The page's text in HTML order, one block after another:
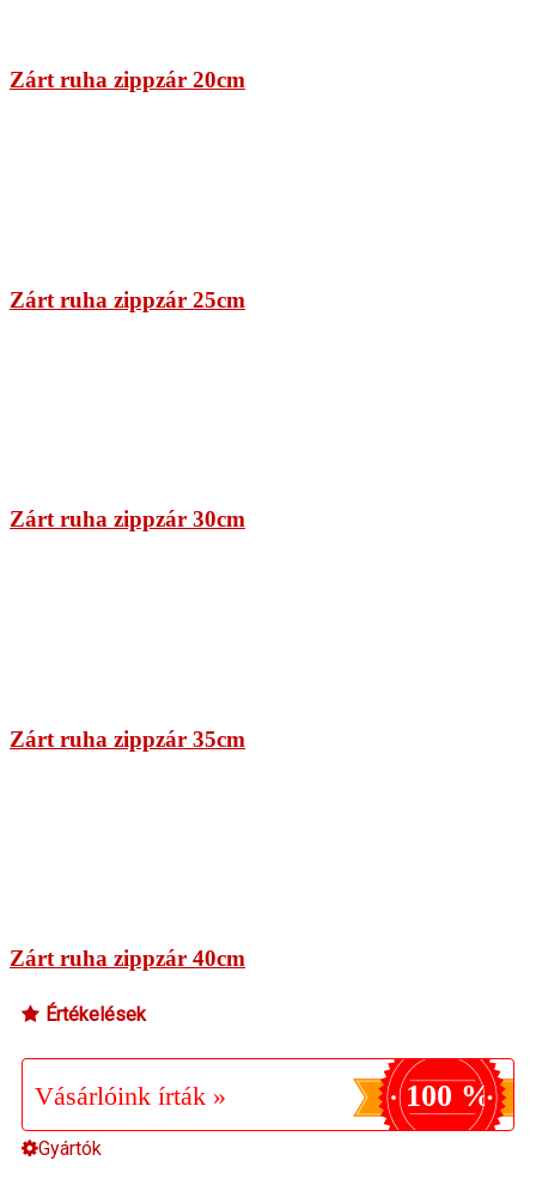
Zárt ruha zippzár 20cm
Zárt ruha zippzár 25cm
Zárt ruha zippzár 30cm
Zárt ruha zippzár 35cm
Zárt ruha zippzár 40cm
Értékelések
Vásárlóink írták » 100 %
Gyártók